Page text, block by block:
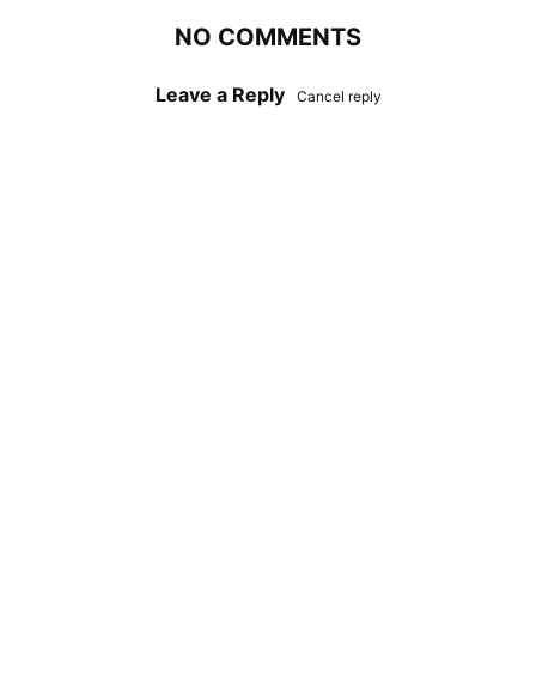
NO COMMENTS
Leave a Reply Cancel reply